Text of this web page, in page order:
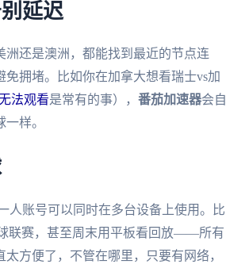
延迟
还是澳洲，都能找到最近的节点连
拥堵。比如你在加拿大想看瑞士vs加
法观看是常有的事）， 番茄加速器会自
样。
人账号可以同时在多台设备上使用。比
联赛，甚至周末用平板看回放——所有
方便了，不管在哪里，只要有网络，